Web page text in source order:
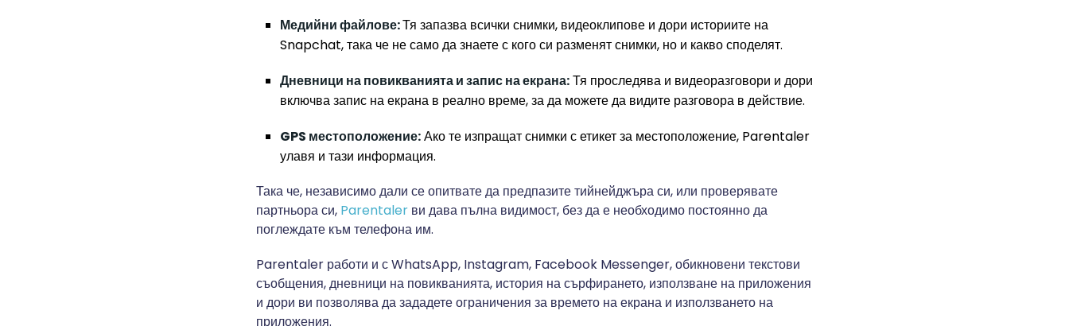
Медийни файлове:Тя запазва всички снимки, видеоклипове и дори историите на
Snapchat, така че не само да знаете с кого си разменят снимки, но и какво споделят.
Дневници на повикванията и запис на екрана:Тя проследява и видеоразговори и дори
включва запис на екрана в реално време, за да можете да видите разговора в действие.
GPS местоположение:Ако те изпращат снимки с етикет за местоположение, Parentaler
улавя и тази информация.
Така че, независимо дали се опитвате да предпазите тийнейджъра си, или проверявате
партньора си, Parentaler ви дава пълна видимост, без да е необходимо постоянно да
поглеждате към телефона им.
Parentaler работи и с WhatsApp, Instagram, Facebook Messenger, обикновени текстови
съобщения, дневници на повикванията, история на сърфирането, използване на приложения
и дори ви позволява да зададете ограничения за времето на екрана и използването на
приложения.